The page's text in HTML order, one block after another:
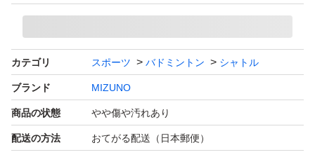
可能性がありますので、その点ご容赦下さい。
す。
【リペアランク例】
（Sランク品）
ほとんどの人に言わないと修理品と気付かれないレベル。
カテゴリ スポーツ バドミントン シャトル
ブランド MIZUNO
商品の状態 やや傷や汚れあり
配送の方法 おてがる配送（日本郵便）